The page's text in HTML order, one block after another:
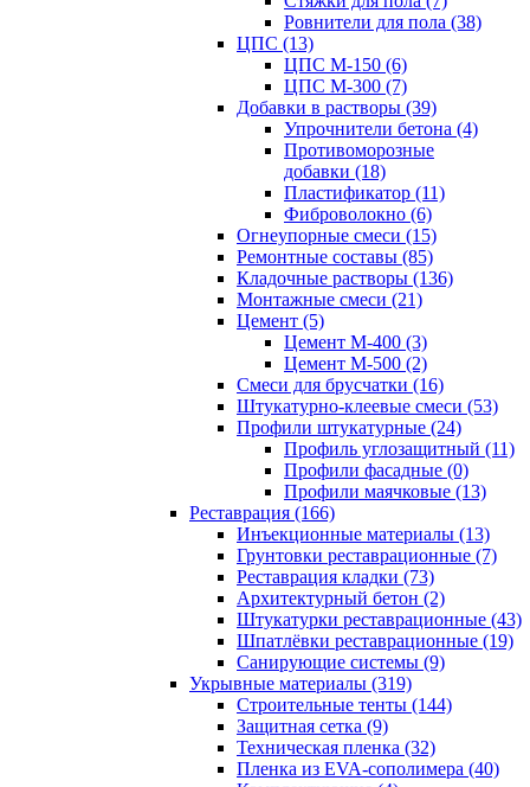
Ровнители для пола (38)
ЦПС (13)
ЦПС М-150 (6)
ЦПС М-300 (7)
Добавки в растворы (39)
Упрочнители бетона (4)
Противоморозные
добавки (18)
Пластификатор (11)
Фиброволокно (6)
Огнеупорные смеси (15)
Ремонтные составы (85)
Кладочные растворы (136)
Монтажные смеси (21)
Цемент (5)
Цемент М-400 (3)
Цемент М-500 (2)
Смеси для брусчатки (16)
Штукатурно-клеевые смеси (53)
Профили штукатурные (24)
Профиль углозащитный (11)
Профили фасадные (0)
Профили маячковые (13)
Реставрация (166)
Инъекционные материалы (13)
Грунтовки реставрационные (7)
Реставрация кладки (73)
Архитектурный бетон (2)
Штукатурки реставрационные (43)
Шпатлёвки реставрационные (19)
Санирующие системы (9)
Укрывные материалы (319)
Строительные тенты (144)
Защитная сетка (9)
Техническая пленка (32)
Пленка из EVA-сополимера (40)